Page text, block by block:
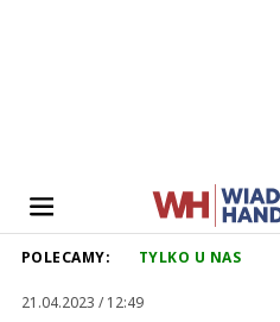
POLECAMY: TYLKO U NAS
21.04.2023 / 12:49